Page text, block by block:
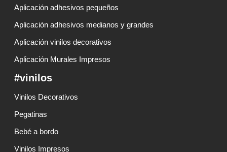
Aplicación adhesivos pequeños
Aplicación adhesivos medianos y grandes
Aplicación vinilos decorativos
Aplicación Murales Impresos
#vinilos
Vinilos Decorativos
Pegatinas
Bebé a bordo
Vinilos Impresos